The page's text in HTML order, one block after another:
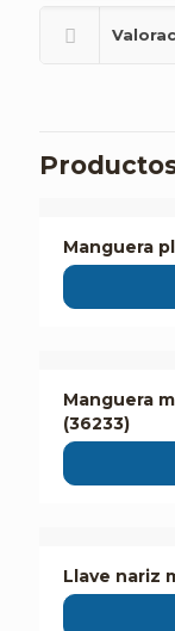
Manguera
Manguera
(36233)
Llave nariz